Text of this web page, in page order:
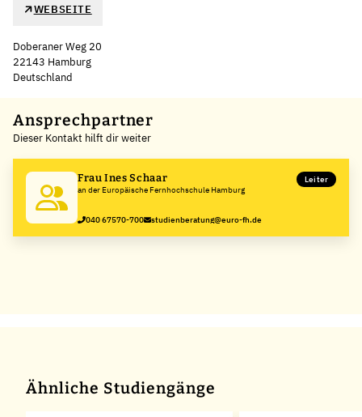
WEBSEITE
Doberaner Weg 20
22143 Hamburg
Deutschland
+
−
Ansprechpartner
Dieser Kontakt hilft dir weiter
Frau Ines Schaar
an der Europäische Fernhochschule Hamburg
Leiter
040 67570-700 studienberatung@euro-fh.de
Ähnliche Studiengänge